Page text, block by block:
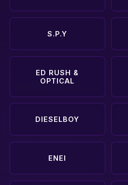
S.P.Y
ED RUSH &
OPTICAL
DIESELBOY
ENEI